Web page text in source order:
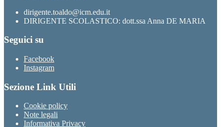
dirigente.toaldo@icm.edu.it
DIRIGENTE SCOLASTICO: dott.ssa Anna DE MARIA
Seguici su
Facebook
Instagram
Sezione Link Utili
Cookie policy
Note legali
Informativa Privacy